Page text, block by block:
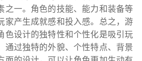
之一。角色的技能、能力和装备等
家产生成就感和投入感。总之，游
色设计的独特性和个性化是吸引玩
通过独特的外貌、个性特点、背景